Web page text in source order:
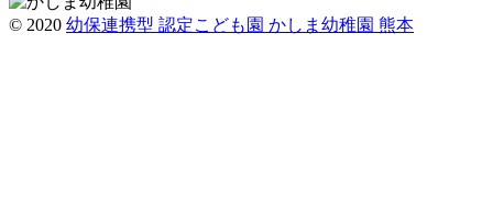
© 2020 幼保連携型 認定こども園 かしま幼稚園 熊本